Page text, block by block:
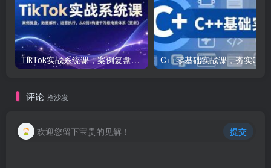
TikTok实战系统课，案例复盘、数据解析、运营执行，从0到1构建千万级电商体系（更新）
评论 抢沙发
欢迎您留下宝贵的见解！ 提交